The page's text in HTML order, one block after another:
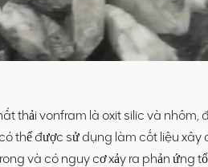
thải vonfram là oxit silic và nhôm,
thể được sử dụng làm cốt liệu
và có nguy cơ xảy ra phản ứng